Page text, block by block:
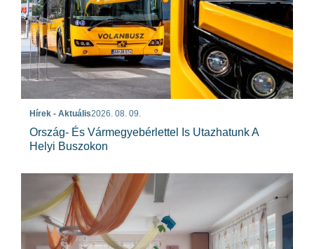
Hírek - Aktuális2026. 08. 09.
Ország- És Vármegyebérlettel Is Utazhatunk A
Helyi Buszokon